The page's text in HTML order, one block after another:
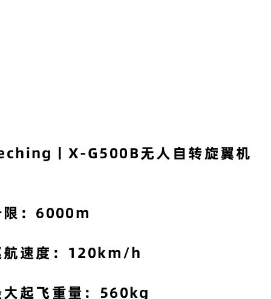
丨X-G500B无人自转旋翼机
限：6000m
航速度：120km/h
大起飞重量：560kg